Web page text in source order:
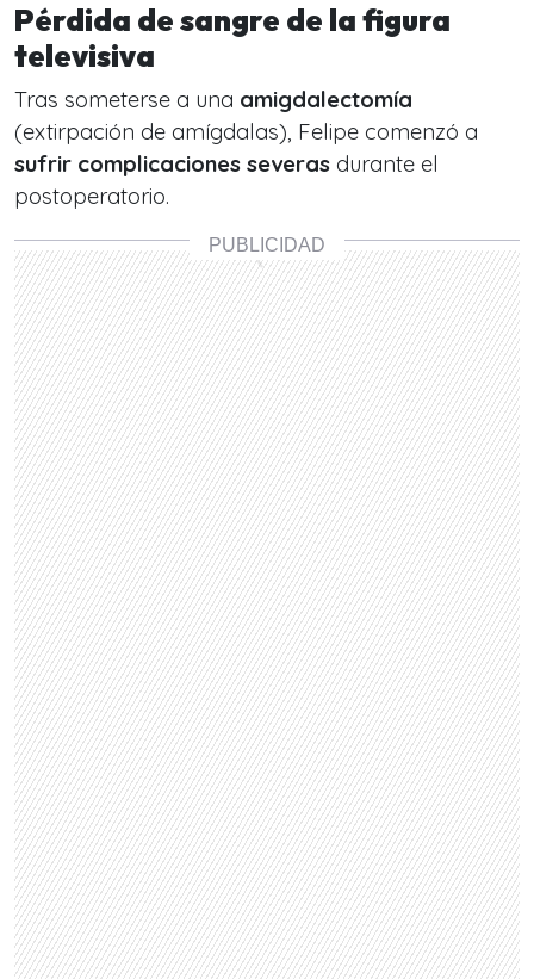
Pérdida de sangre de la figura
televisiva
Tras someterse a una amigdalectomía
(extirpación de amígdalas), Felipe comenzó a
sufrir complicaciones severas durante el
postoperatorio.